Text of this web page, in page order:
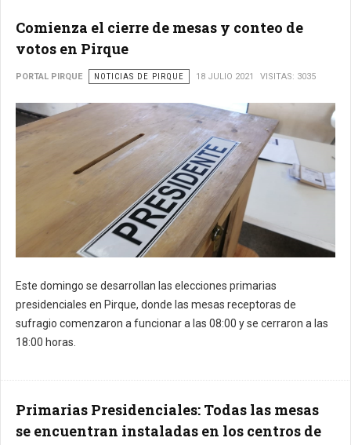
Comienza el cierre de mesas y conteo de
votos en Pirque
PORTAL PIRQUE NOTICIAS DE PIRQUE 18 JULIO 2021 VISITAS: 3035
Este domingo se desarrollan las elecciones primarias
presidenciales en Pirque, donde las mesas receptoras de
sufragio comenzaron a funcionar a las 08:00 y se cerraron a las
18:00 horas.
Primarias Presidenciales: Todas las mesas
se encuentran instaladas en los centros de